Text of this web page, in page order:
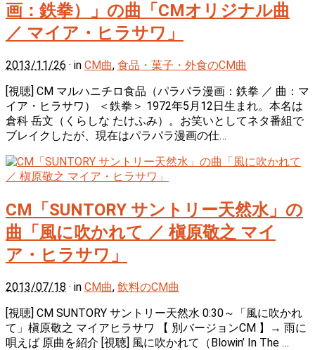
画：鉄拳）」の曲「CMオリジナル曲
／ マイア・ヒラサワ」
2013/11/26 · in CM曲, 食品・菓子・外食のCM曲
[視聴] CM マルハニチロ食品（パラパラ漫画：鉄拳 ／ 曲：マ
イア・ヒラサワ） ＜鉄拳＞ 1972年5月12日生まれ。本名は
倉科 岳文（くらしな たけふみ）。お笑いとしてネタ番組で
ブレイクしたが、現在はパラパラ漫画の仕…
CM「SUNTORY サントリー天然水」の
曲「風に吹かれて ／ 槇原敬之 マイ
ア・ヒラサワ」
2013/07/18 · in CM曲, 飲料のCM曲
[視聴] CM SUNTORY サントリー天然水 0:30～「風に吹かれ
て」槇原敬之 マイアヒラサワ 【 別バージョンCM 】→ 雨に
唄えば 原曲を紹介 [視聴] 風に吹かれて（Blowin’ In The …